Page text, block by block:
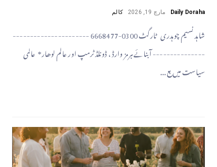
Daily Doraha مارچ 19, 2026 کالم
شاہد نسیم چوہدری ٹارگٹ 0300-6668477 ----------------------
--------------- آبنائےہرمز وارڈ ، ڈونلڈ ٹرمپ اور عالم لوھار* عالمی
سیاست میں بع...